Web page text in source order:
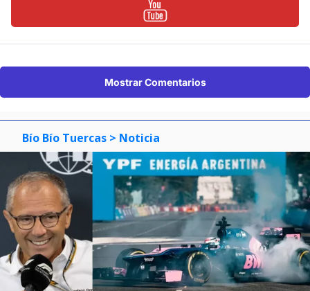
Mostrar Comentarios
Bío Bío Tuercas > Noticia